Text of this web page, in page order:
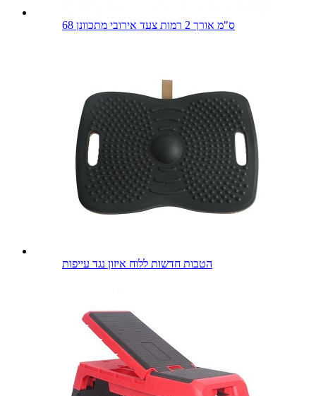
68 ס"מ אורך 2 רמות צעד אירובי מתכוונן
הטבות חדשות ללוח איזון נגד עייפות